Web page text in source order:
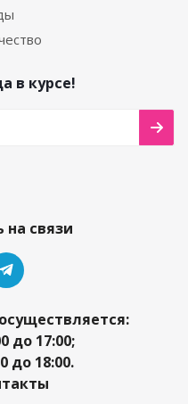
в курсе!
на связи
до 17:00;
до 18:00.